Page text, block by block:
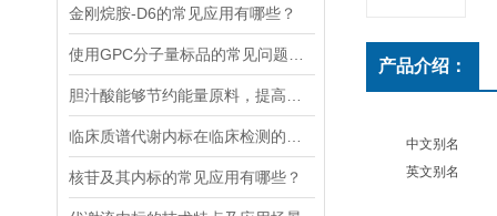
金刚烷胺-D6的常见应用有哪些？
核苷及其内标的常见应用有哪些？
产品介绍：
中文别名
英文别名